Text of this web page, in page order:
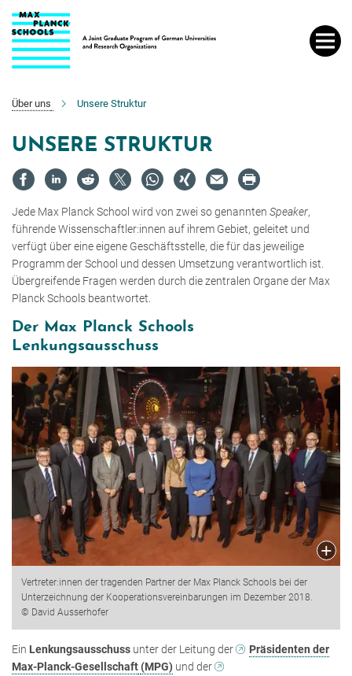
Hauptinhalt
Über uns Unsere Struktur
UNSERE STRUKTUR
Jede Max Planck School wird von zwei so genannten Speaker,
führende Wissenschaftler:innen auf ihrem Gebiet, geleitet und
verfügt über eine eigene Geschäftsstelle, die für das jeweilige
Programm der School und dessen Umsetzung verantwortlich ist.
Übergreifende Fragen werden durch die zentralen Organe der Max
Planck Schools beantwortet.
Der Max Planck Schools
Lenkungsausschuss
Vertreter:innen der tragenden Partner der Max Planck Schools bei der
Unterzeichnung der Kooperationsvereinbarungen im Dezember 2018.
© David Ausserhofer
Ein Lenkungsausschuss unter der Leitung der
Präsidenten der
Max-Planck-Gesellschaft(MPG) und der